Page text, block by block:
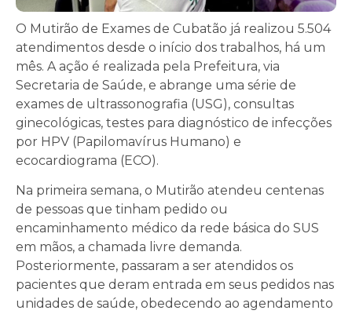
O Mutirão de Exames de Cubatão já realizou 5.504
atendimentos desde o início dos trabalhos, há um
mês. A ação é realizada pela Prefeitura, via
Secretaria de Saúde, e abrange uma série de
exames de ultrassonografia (USG), consultas
ginecológicas, testes para diagnóstico de infecções
por HPV (Papilomavírus Humano) e
ecocardiograma (ECO).
Na primeira semana, o Mutirão atendeu centenas
de pessoas que tinham pedido ou
encaminhamento médico da rede básica do SUS
em mãos, a chamada livre demanda.
Posteriormente, passaram a ser atendidos os
pacientes que deram entrada em seus pedidos nas
unidades de saúde, obedecendo ao agendamento